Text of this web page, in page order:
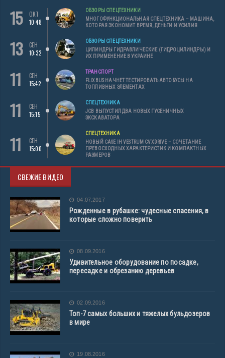
15
ОКТ
10:48
ОБЗОРЫ СПЕЦТЕХНИКИ
МНОГОФУНКЦИОНАЛЬНАЯ СПЕЦТЕХНИКА – МАШИНА,
КОТОРАЯ ЭКОНОМИТ ВРЕМЯ, ДЕНЬГИ И УСИЛИЯ
13
СЕН
10:32
ОБЗОРЫ СПЕЦТЕХНИКИ
ЦИЛИНДРЫ ГИДРАВЛИЧЕСКИЕ (ГИДРОЦИЛИНДРЫ) И
ИХ ПРИМЕНЕНИЕ В УКРАИНЕ
11
СЕН
15:42
ТРАНСПОРТ
FLIXBUS НАЧНЕТ ТЕСТИРОВАТЬ АВТОБУСЫ НА
ТОПЛИВНЫХ ЭЛЕМЕНТАХ
11
СЕН
15:15
СПЕЦТЕХНИКА
JCB ВЫПУСТИЛ ДВА НОВЫХ ГУСЕНИЧНЫХ
ЭКСКАВАТОРА
11
СЕН
15:00
СПЕЦТЕХНИКА
НОВЫЙ CASE IH VESTRUM CVXDRIVE – СОЧЕТАНИЕ
ПРЕВОСХОДНЫХ ХАРАКТЕРИСТИК И КОМПАКТНЫХ
РАЗМЕРОВ
СВЕЖИЕ ВИДЕО
04.07.2017
Рожденные в рубашке: чудесные спасения, в
которые сложно поверить
08.09.2016
Удивительное оборудование по посадке,
пересадке и обрезанию деревьев
02.09.2016
Топ-7 самых больших и тяжелых бульдозеров
в мире
19.08.2016